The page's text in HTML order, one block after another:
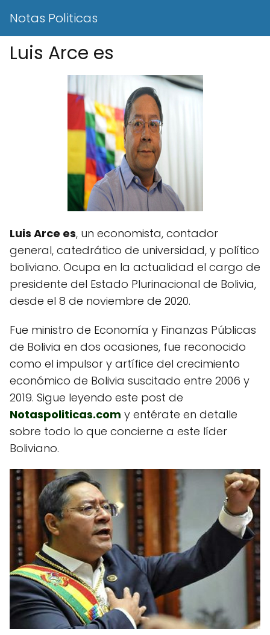
Notas Politicas
Luis Arce es
Luis Arce es, un economista, contador
general, catedrático de universidad, y político
boliviano. Ocupa en la actualidad el cargo de
presidente del Estado Plurinacional de Bolivia,
desde el 8 de noviembre de 2020.
Fue ministro de Economía y Finanzas Públicas
de Bolivia en dos ocasiones, fue reconocido
como el impulsor y artífice del crecimiento
económico de Bolivia suscitado entre 2006 y
2019. Sigue leyendo este post de
Notaspoliticas.com y entérate en detalle
sobre todo lo que concierne a este líder
Boliviano.